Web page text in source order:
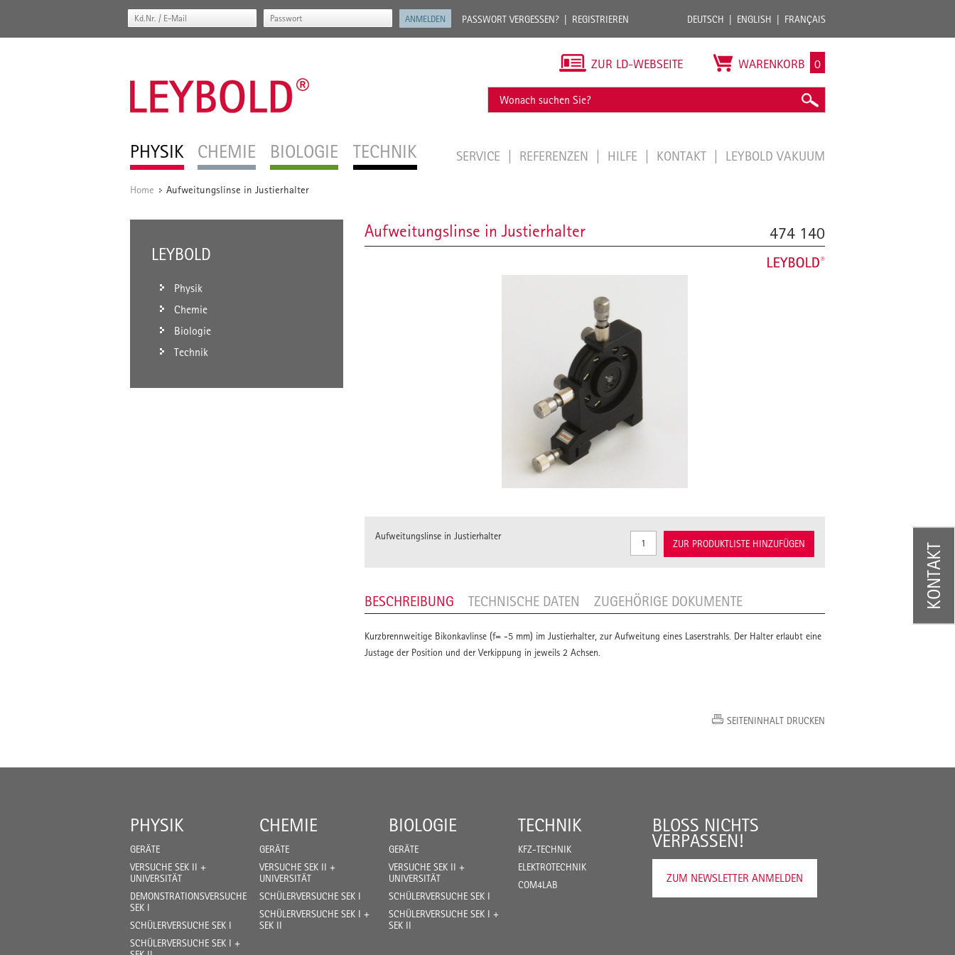
PASSWORT VERGESSEN? REGISTRIEREN DEUTSCH ENGLISH FRANÇAIS
PHYSIK CHEMIE BIOLOGIE TECHNIK
ZUR LD-WEBSEITE WARENKORB 0
SERVICE REFERENZEN HILFE KONTAKT LEYBOLD VAKUUM
Home / Aufweitungslinse in Justierhalter
LEYBOLD
Physik
Chemie
Biologie
Technik
Aufweitungslinse in Justierhalter 474 140
Aufweitungslinse in Justierhalter
ZUR PRODUKTLISTE HINZUFÜGEN
BESCHREIBUNG TECHNISCHE DATEN ZUGEHÖRIGE DOKUMENTE
Kurzbrennweitige Bikonkavlinse (f= -5 mm) im Justierhalter, zur Aufweitung eines Laserstrahls. Der Halter erlaubt eine
Justage der Position und der Verkippung in jeweils 2 Achsen.
SEITENINHALT DRUCKEN
PHYSIK
GERÄTE
VERSUCHE SEK II +
UNIVERSITÄT
DEMONSTRATIONSVERSUCHE
SEK I
SCHÜLERVERSUCHE SEK I
SCHÜLERVERSUCHE SEK I +
CHEMIE
GERÄTE
VERSUCHE SEK II +
UNIVERSITÄT
SCHÜLERVERSUCHE SEK I
SCHÜLERVERSUCHE SEK I +
SEK II
BIOLOGIE
GERÄTE
VERSUCHE SEK II +
UNIVERSITÄT
SCHÜLERVERSUCHE SEK I
SCHÜLERVERSUCHE SEK I +
SEK II
TECHNIK
KFZ-TECHNIK
ELEKTROTECHNIK
COM4LAB
BLOSS NICHTS V
ERPASSEN!
ZUM NEWSLETTER ANMELDEN
KONTAKT